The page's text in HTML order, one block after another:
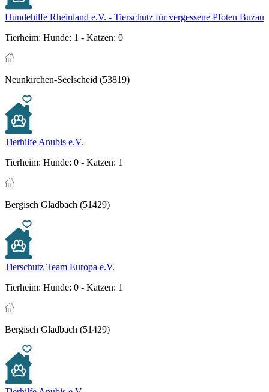
Hundehilfe Rheinland e.V. - Tierschutz für vergessene Pfoten Buzau
Tierheim: Hunde: 1 - Katzen: 0
Neunkirchen-Seelscheid (53819)
Tierhilfe Anubis e.V.
Tierheim: Hunde: 0 - Katzen: 1
Bergisch Gladbach (51429)
Tierschutz Team Europa e.V.
Tierheim: Hunde: 0 - Katzen: 1
Bergisch Gladbach (51429)